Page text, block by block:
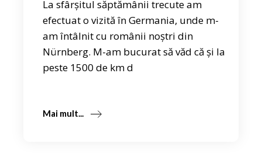
La sfârșitul săptămânii trecute am
efectuat o vizită în Germania, unde m-
am întâlnit cu românii noștri din
Nürnberg. M-am bucurat să văd că și la
peste 1500 de km d
Mai mult...